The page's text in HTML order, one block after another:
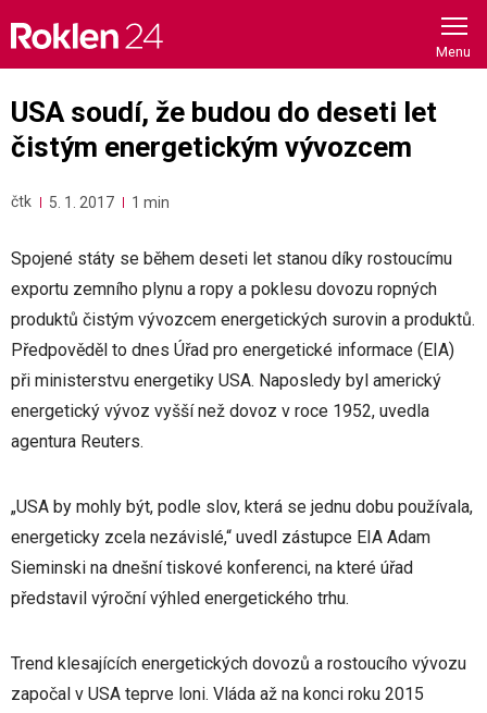
content
USA soudí, že budou do deseti let
čistým energetickým vývozcem
čtk 5. 1. 2017 1 min
Spojené státy se během deseti let stanou díky rostoucímu
exportu zemního plynu a ropy a poklesu dovozu ropných
produktů čistým vývozcem energetických surovin a produktů.
Předpověděl to dnes Úřad pro energetické informace (EIA)
při ministerstvu energetiky USA. Naposledy byl americký
energetický vývoz vyšší než dovoz v roce 1952, uvedla
agentura Reuters.
„USA by mohly být, podle slov, která se jednu dobu používala,
energeticky zcela nezávislé,“ uvedl zástupce EIA Adam
Sieminski na dnešní tiskové konferenci, na které úřad
představil výroční výhled energetického trhu.
Trend klesajících energetických dovozů a rostoucího vývozu
započal v USA teprve loni. Vláda až na konci roku 2015